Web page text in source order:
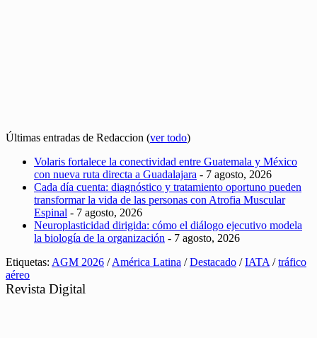
Últimas entradas de Redaccion (ver todo)
Volaris fortalece la conectividad entre Guatemala y México
con nueva ruta directa a Guadalajara - 7 agosto, 2026
Cada día cuenta: diagnóstico y tratamiento oportuno pueden
transformar la vida de las personas con Atrofia Muscular
Espinal - 7 agosto, 2026
Neuroplasticidad dirigida: cómo el diálogo ejecutivo modela
la biología de la organización - 7 agosto, 2026
Etiquetas: AGM 2026 /América Latina /Destacado /IATA /tráfico
aéreo
Revista Digital